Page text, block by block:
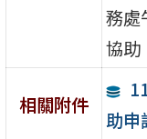
務處
協助
相關附件
助申